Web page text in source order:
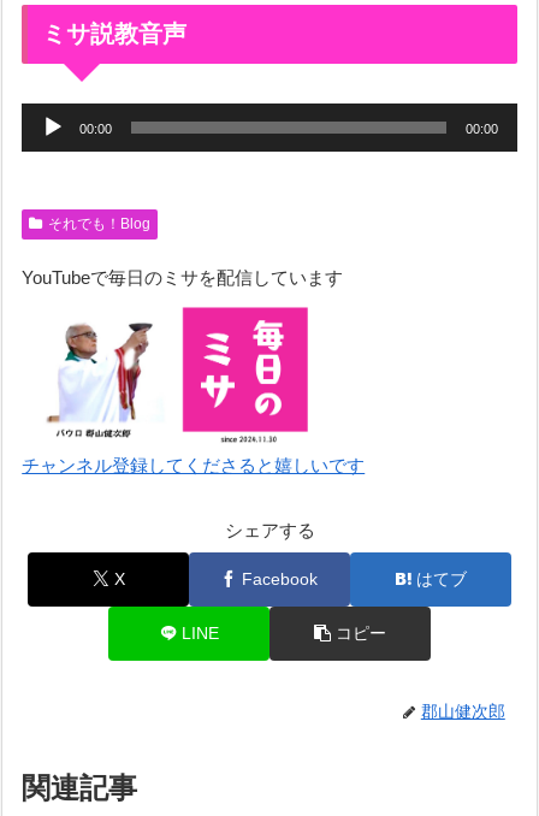
ミサ説教音声
声
レ
ヤ
00:00 00:00
それでも！Blog
YouTubeで毎日のミサを配信しています
チャンネル登録してくださると嬉しいです
シェアする
X Facebook はてブ
LINE コピー
郡山健次郎
関連記事